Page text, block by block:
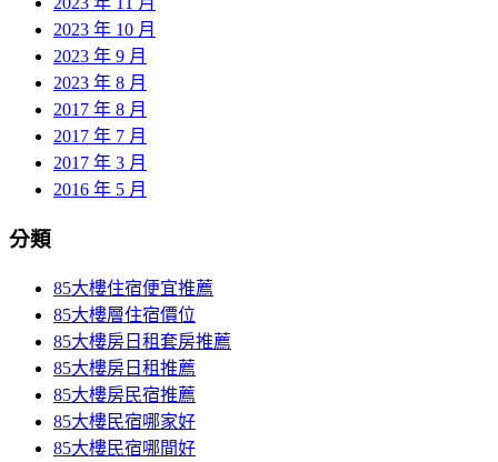
2023 年 10 月
2023 年 9 月
2023 年 8 月
2017 年 8 月
2017 年 7 月
2017 年 3 月
2016 年 5 月
分類
85大樓住宿便宜推薦
85大樓層住宿價位
85大樓房日租套房推薦
85大樓房日租推薦
85大樓房民宿推薦
85大樓民宿哪家好
85大樓民宿哪間好